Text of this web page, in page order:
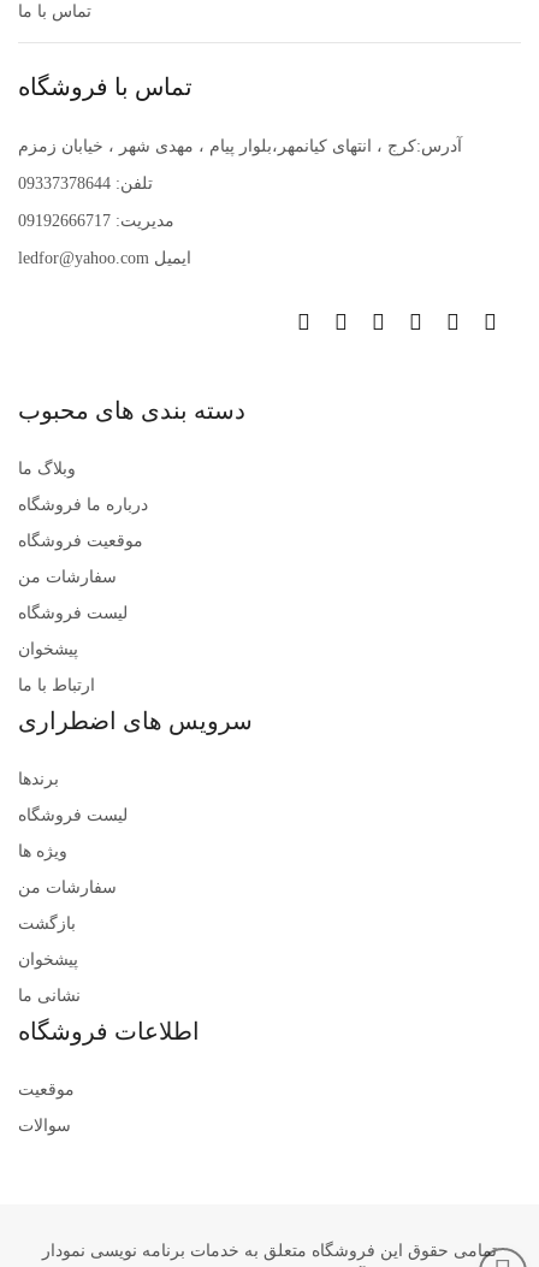
تماس با ما
تماس با فروشگاه
آدرس:کرج ، انتهای کیانمهر،بلوار پیام ، مهدی شهر ، خیابان زمزم
تلفن: 09337378644
مدیریت: 09192666717
ایمیل ledfor@yahoo.com
دسته بندی های محبوب
وبلاگ ما
درباره ما فروشگاه
موقعیت فروشگاه
سفارشات من
لیست فروشگاه
پیشخوان
ارتباط با ما
سرویس های اضطراری
برندها
لیست فروشگاه
ویژه ها
سفارشات من
بازگشت
پیشخوان
نشانی ما
اطلاعات فروشگاه
موقعیت
سوالات
تمامی حقوق این فروشگاه متعلق به خدمات برنامه نویسی نمودار